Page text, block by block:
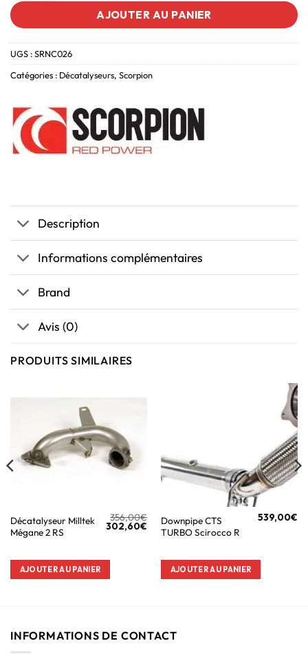
AJOUTER AU PANIER
UGS :SRNC026
Catégories : Décatalyseurs, Scorpion
Description
Informations complémentaires
Brand
Avis (0)
PRODUITS SIMILAIRES
Décatalyseur Milltek
Mégane 2 RS
356,00€
302,60€
AJOUTER AU PANIER
Downpipe CTS
TURBO Scirocco R
539,00€
AJOUTER AU PANIER
INFORMATIONS DE CONTACT